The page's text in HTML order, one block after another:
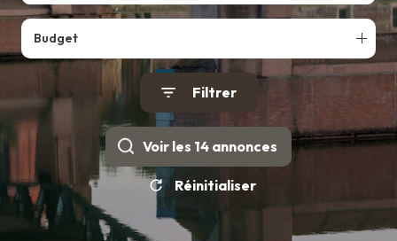
Budget
Filtrer
Voir les 14 annonces
Réinitialiser